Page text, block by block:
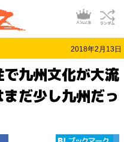
2018年2月13日
九州文化が大流
だ少し九州だっ